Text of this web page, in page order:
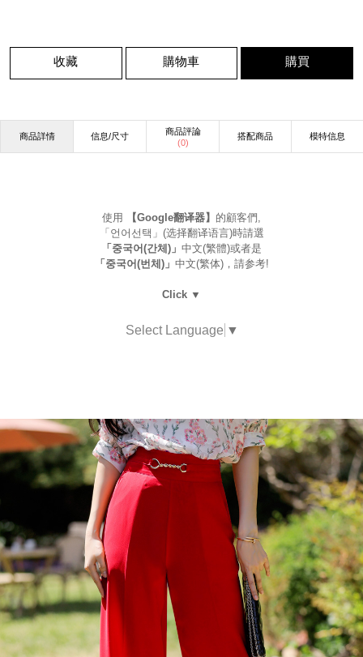
收藏 購物車 購買
商品詳情 信息/尺寸
商品評論
(0)
搭配商品 模特信息
使用 【Google翻译器】 的顧客們,
「언어선택」(选择翻译语言)時請選
「중국어(간체)」 中文(繁體)或者是
「중국어(번체)」 中文(繁体)，請参考!
Click ▼
Select Language ▼